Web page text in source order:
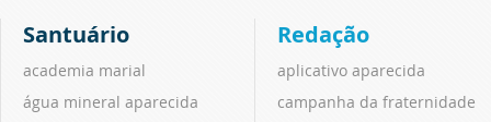
Santuário
academia marial
água mineral aparecida
Redação
aplicativo aparecida
campanha da fraternidade